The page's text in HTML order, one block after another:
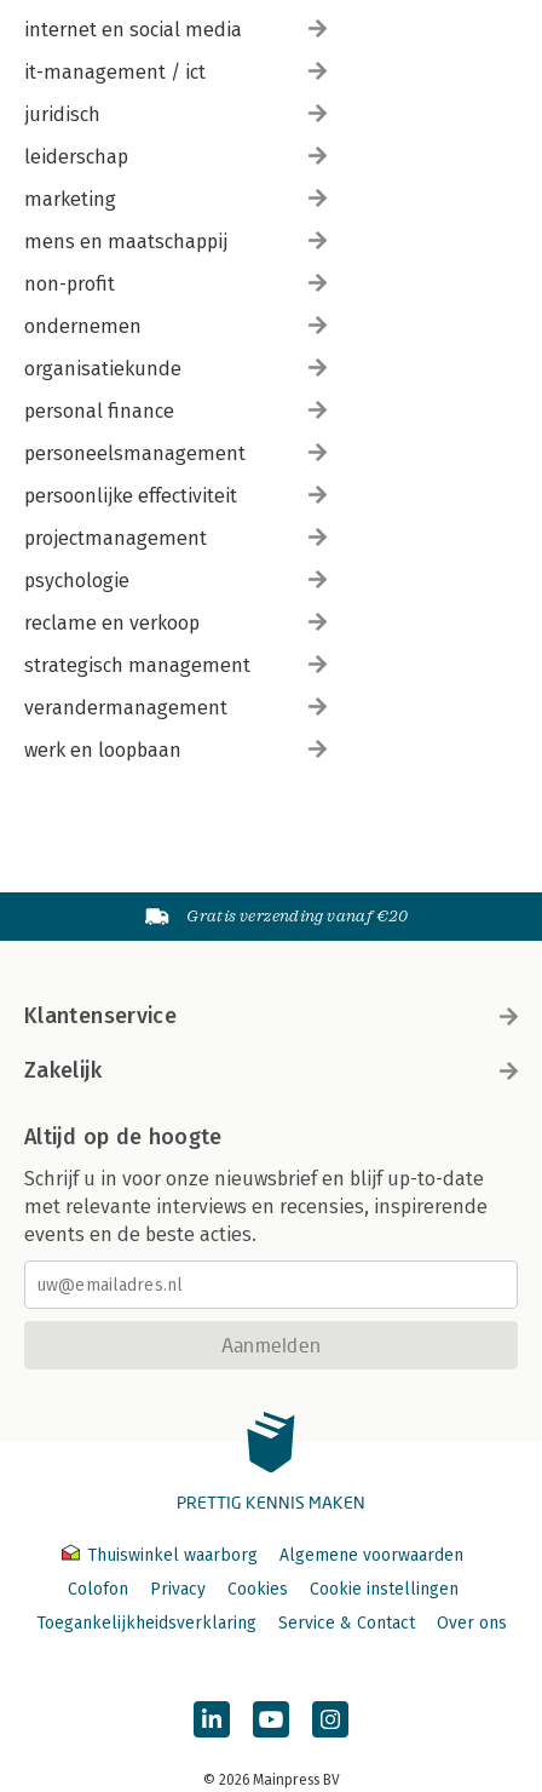
internet en social media
it-management / ict
juridisch
leiderschap
marketing
mens en maatschappij
non-profit
ondernemen
organisatiekunde
personal finance
personeelsmanagement
persoonlijke effectiviteit
projectmanagement
psychologie
reclame en verkoop
strategisch management
verandermanagement
werk en loopbaan
Gratis verzending vanaf €20
Klantenservice
Zakelijk
Altijd op de hoogte
Schrijf u in voor onze nieuwsbrief en blijf up-to-date
met relevante interviews en recensies, inspirerende
events en de beste acties.
Aanmelden
PRETTIG KENNIS MAKEN
Thuiswinkel waarborg
Algemene voorwaarden
Colofon
Privacy Cookies
Cookie instellingen
Toegankelijkheidsverklaring
Service & Contact Over ons
© 2026 Mainpress BV